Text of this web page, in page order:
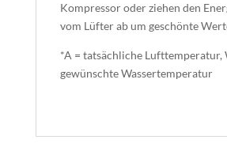
Kompressor oder ziehen den
vom Lüfter ab um geschönte
*A = tatsächliche Lufttemperatur,
gewünschte Wassertemperatur